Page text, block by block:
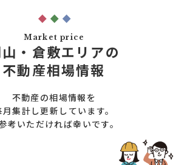
ト
お知らせ一覧
不動産コラム
オンライン相談サービス
Market price
・倉敷エリアの
不動産相場情報
不動産の相場情報を
月集計し更新しています。
考いただければ幸いです。